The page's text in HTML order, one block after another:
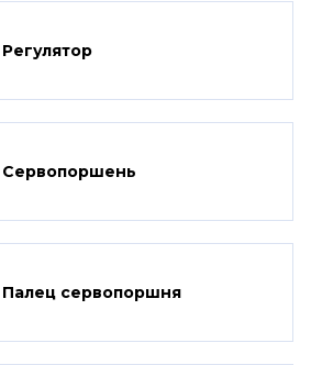
Регулятор
Сервопоршень
Палец сервопоршня